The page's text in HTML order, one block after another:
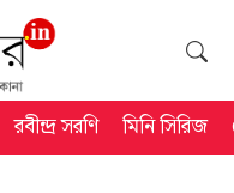
রবীন্দ্র সরণি মিনি সিরিজ